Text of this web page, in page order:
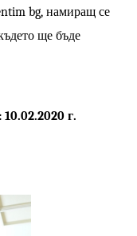
bg, намиращ се
ще бъде
г.